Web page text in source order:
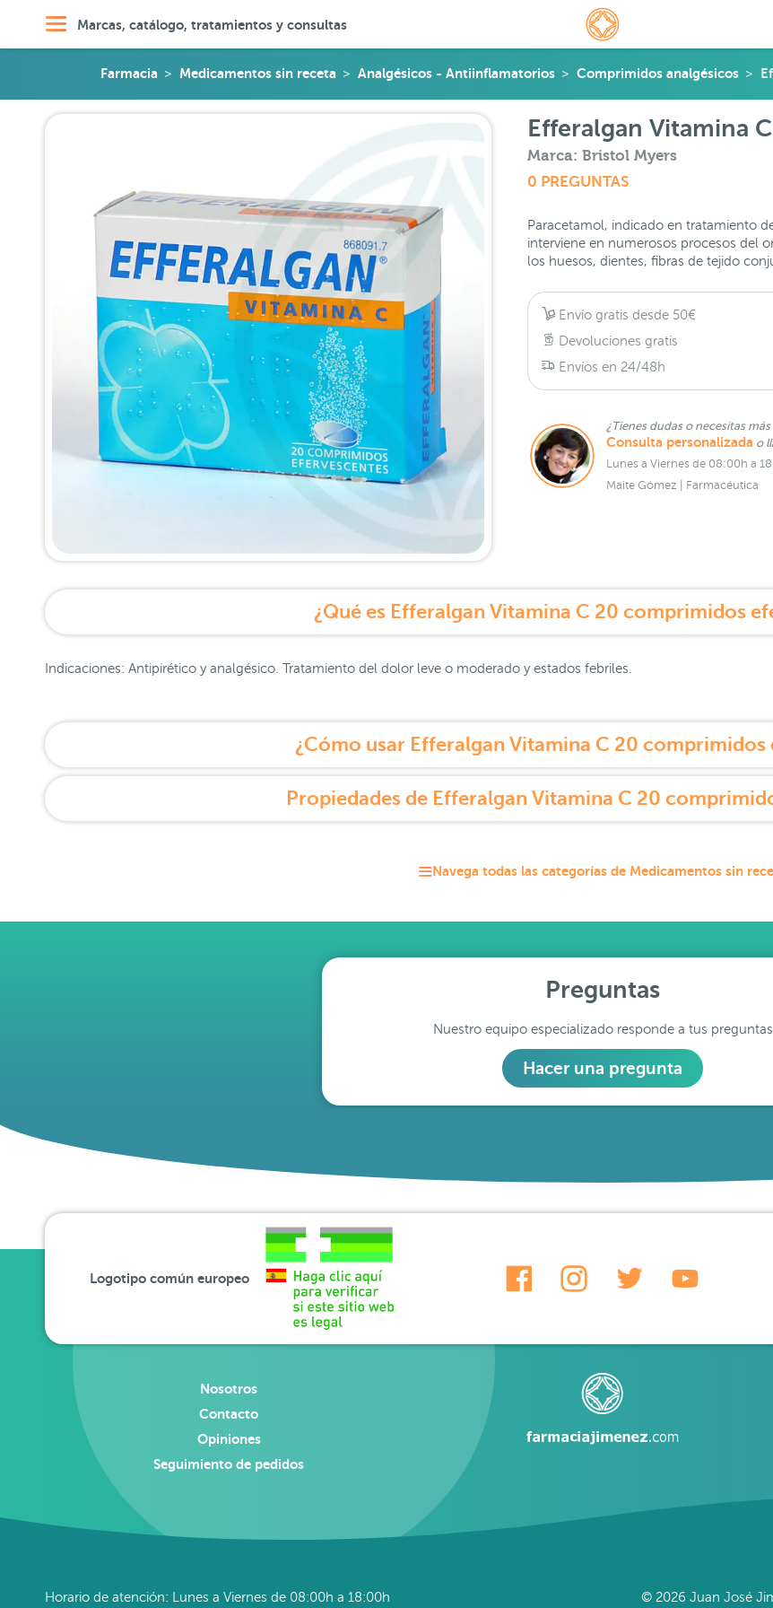
Marcas, catálogo, tratamientos y consultas
Farmacia Medicamentos sin receta Analgésicos - Antiinflamatorios Comprimidos analgésicos
Efferalgan Vitamina
Marca: Bristol Myers
0 PREGUNTAS
Paracetamol, indicado en tratamiento
interviene en numerosos procesos del
los huesos, dientes, fibras de tejido
Envío gratis desde 50€
Devoluciones gratis
Envíos en 24/48h
¿Tienes dudas o necesitas
Consulta personalizada o
Lunes a Viernes de 08:00h a
Maite Gómez | Farmacéutica
¿Qué es Efferalgan Vitamina C 20 comprimidos
Indicaciones: Antipirético y analgésico. Tratamiento del dolor leve o moderado y estados febriles.
¿Cómo usar Efferalgan Vitamina C 20 comprimidos
Propiedades de Efferalgan Vitamina C 20
Navega todas las categorías de Medicamentos sin
Preguntas
Nuestro equipo especializado responde a tus preguntas
Hacer una pregunta
Logotipo común europeo
Nosotros
Contacto
Opiniones
Seguimiento de pedidos
Horario de atención: Lunes a Viernes de 08:00h a 18:00h © 2026 Juan José